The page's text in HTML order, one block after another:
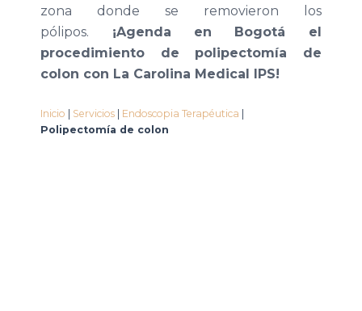
zona donde se removieron los
pólipos. ¡Agenda en Bogotá el
procedimiento de polipectomía de
colon con La Carolina Medical IPS!
Inicio | Servicios | Endoscopia Terapéutica |
Polipectomía de colon